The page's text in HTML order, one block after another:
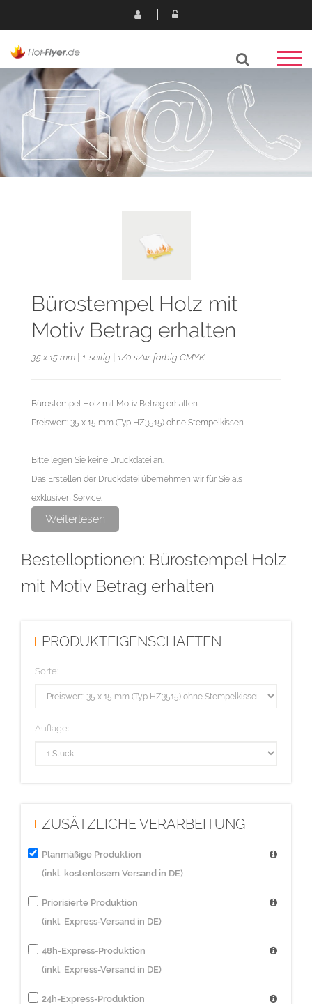
Bürostempel Holz mit
Motiv Betrag erhalten
35 x 15 mm | 1-seitig | 1/0 s/w-farbig CMYK
Bürostempel Holz mit Motiv Betrag erhalten
Preiswert: 35 x 15 mm (Typ HZ3515) ohne Stempelkissen
Bitte legen Sie keine Druckdatei an.
Das Erstellen der Druckdatei übernehmen wir für Sie als
exklusiven Service.
Weiterlesen
Bestelloptionen: Bürostempel Holz
mit Motiv Betrag erhalten
PRODUKTEIGENSCHAFTEN
Sorte:
Auflage:
ZUSÄTZLICHE VERARBEITUNG
Planmäßige Produktion
(inkl. kostenlosem Versand in DE)
Priorisierte Produktion
(inkl. Express-Versand in DE)
48h-Express-Produktion
(inkl. Express-Versand in DE)
24h-Express-Produktion